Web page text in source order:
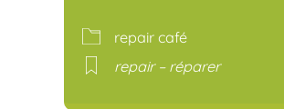
repair café
repair – réparer